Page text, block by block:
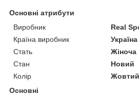
Основні атрибути
Виробник
Real
Країна виробник
Україна
Стать
Жіноча
Стан
Новий
Колір
Жовтий
Основні